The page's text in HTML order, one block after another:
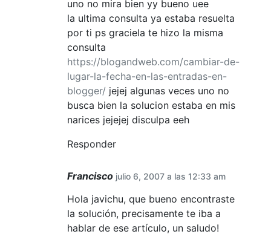
uno no mira bien yy bueno uee
la ultima consulta ya estaba resuelta
por ti ps graciela te hizo la misma
consulta
https://blogandweb.com/cambiar-de-
lugar-la-fecha-en-las-entradas-en-
blogger/ jejej algunas veces uno no
busca bien la solucion estaba en mis
narices jejejej disculpa eeh
Responder
Francisco julio 6, 2007 a las 12:33 am
Hola javichu, que bueno encontraste
la solución, precisamente te iba a
hablar de ese artículo, un saludo!